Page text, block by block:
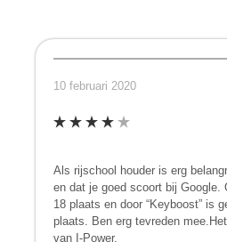
10 februari 2020
Als rijschool houder is erg
en dat je goed scoort bij Google.
18 plaats en door “Keyboost” is
plaats. Ben erg tevreden
van I-Power.